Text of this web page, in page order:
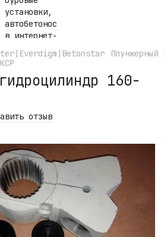
160-
отзыв